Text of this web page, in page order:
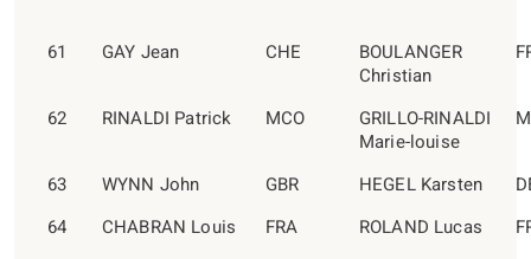
61 GAY Jean CHE
BOULANGER
Christian
62 RINALDI Patrick MCO
GRILLO-RINALDI
Marie-louise
63 WYNN John GBR HEGEL Karsten
64
CHABRAN Louis FRA ROLAND Lucas